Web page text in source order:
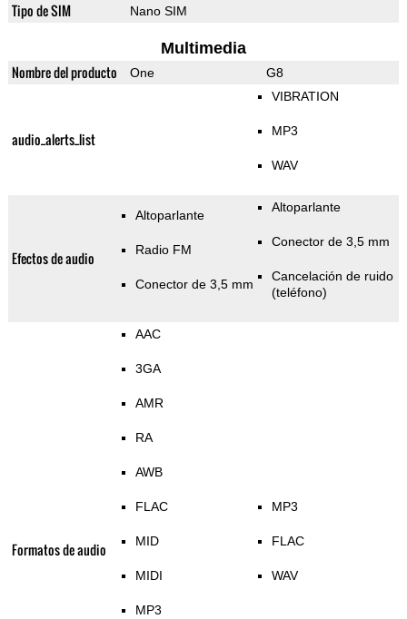
Tipo de SIM Nano SIM
Multimedia
Nombre del producto One G8
audio_alerts_list
VIBRATION
MP3
WAV
Efectos de audio
Altoparlante
Radio FM
Conector de 3,5 mm
Altoparlante
Conector de 3,5 mm
Cancelación de ruido
(teléfono)
Formatos de audio
AAC
3GA
AMR
RA
AWB
FLAC
MID
MIDI
MP3
MP3
FLAC
WAV